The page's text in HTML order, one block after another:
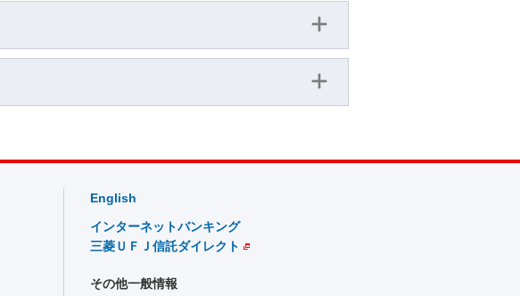
English
インターネットバンキング
三菱ＵＦＪ信託ダイレクト
その他一般情報